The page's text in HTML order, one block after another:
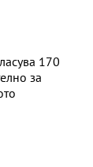
170
за